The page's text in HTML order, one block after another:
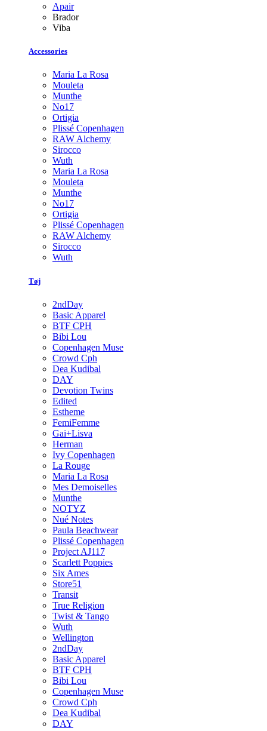
Apair
Brador
Viba
Accessories
Maria La Rosa
Mouleta
Munthe
No17
Ortigia
Plissé Copenhagen
RAW Alchemy
Sirocco
Wuth
Maria La Rosa
Mouleta
Munthe
No17
Ortigia
Plissé Copenhagen
RAW Alchemy
Sirocco
Wuth
Tøj
2ndDay
Basic Apparel
BTF CPH
Bibi Lou
Copenhagen Muse
Crowd Cph
Dea Kudibal
DAY
Devotion Twins
Edited
Estheme
FemiFemme
Gai+Lisva
Herman
Ivy Copenhagen
La Rouge
Maria La Rosa
Mes Demoiselles
Munthe
NOTYZ
Nué Notes
Paula Beachwear
Plissé Copenhagen
Project AJ117
Scarlett Poppies
Six Ames
Store51
Transit
True Religion
Twist & Tango
Wuth
Wellington
2ndDay
Basic Apparel
BTF CPH
Bibi Lou
Copenhagen Muse
Crowd Cph
Dea Kudibal
DAY